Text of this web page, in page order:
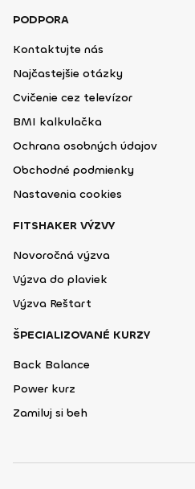
PODPORA
Kontaktujte nás
Najčastejšie otázky
Cvičenie cez televízor
BMI kalkulačka
Ochrana osobných údajov
Obchodné podmienky
Nastavenia cookies
FITSHAKER VÝZVY
Novoročná výzva
Výzva do plaviek
Výzva Reštart
ŠPECIALIZOVANÉ KURZY
Back Balance
Power kurz
Zamiluj si beh